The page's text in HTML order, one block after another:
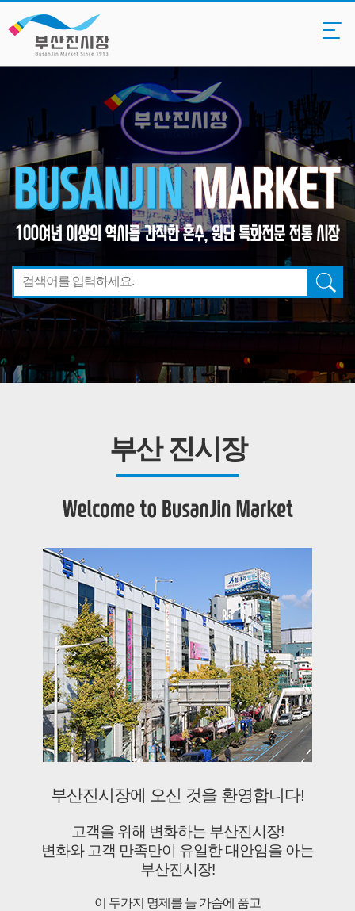
부산 진시장
부산진시장에 오신 것을 환영합니다!
고객을 위해 변화하는 부산진시장!
변화와 고객 만족만이 유일한 대안임을 아는
부산진시장!
이 두가지 명제를 늘 가슴에 품고